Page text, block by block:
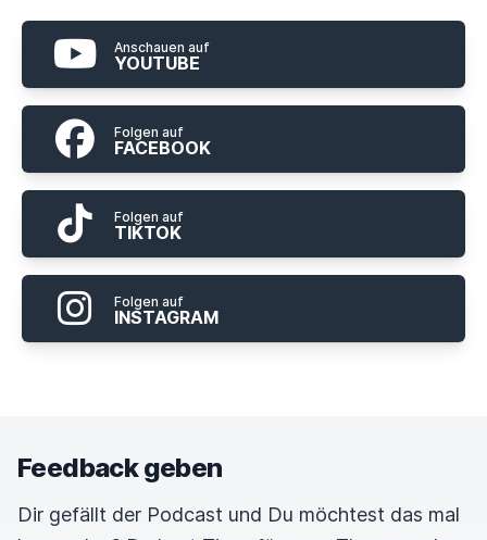
Anschauen auf
YOUTUBE
Folgen auf
FACEBOOK
Folgen auf
TIKTOK
Folgen auf
INSTAGRAM
Feedback geben
Dir gefällt der Podcast und Du möchtest das mal